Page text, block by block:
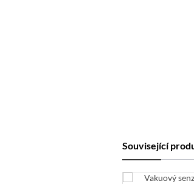
Související